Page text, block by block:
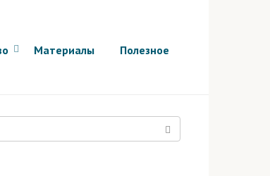
Материалы Полезное